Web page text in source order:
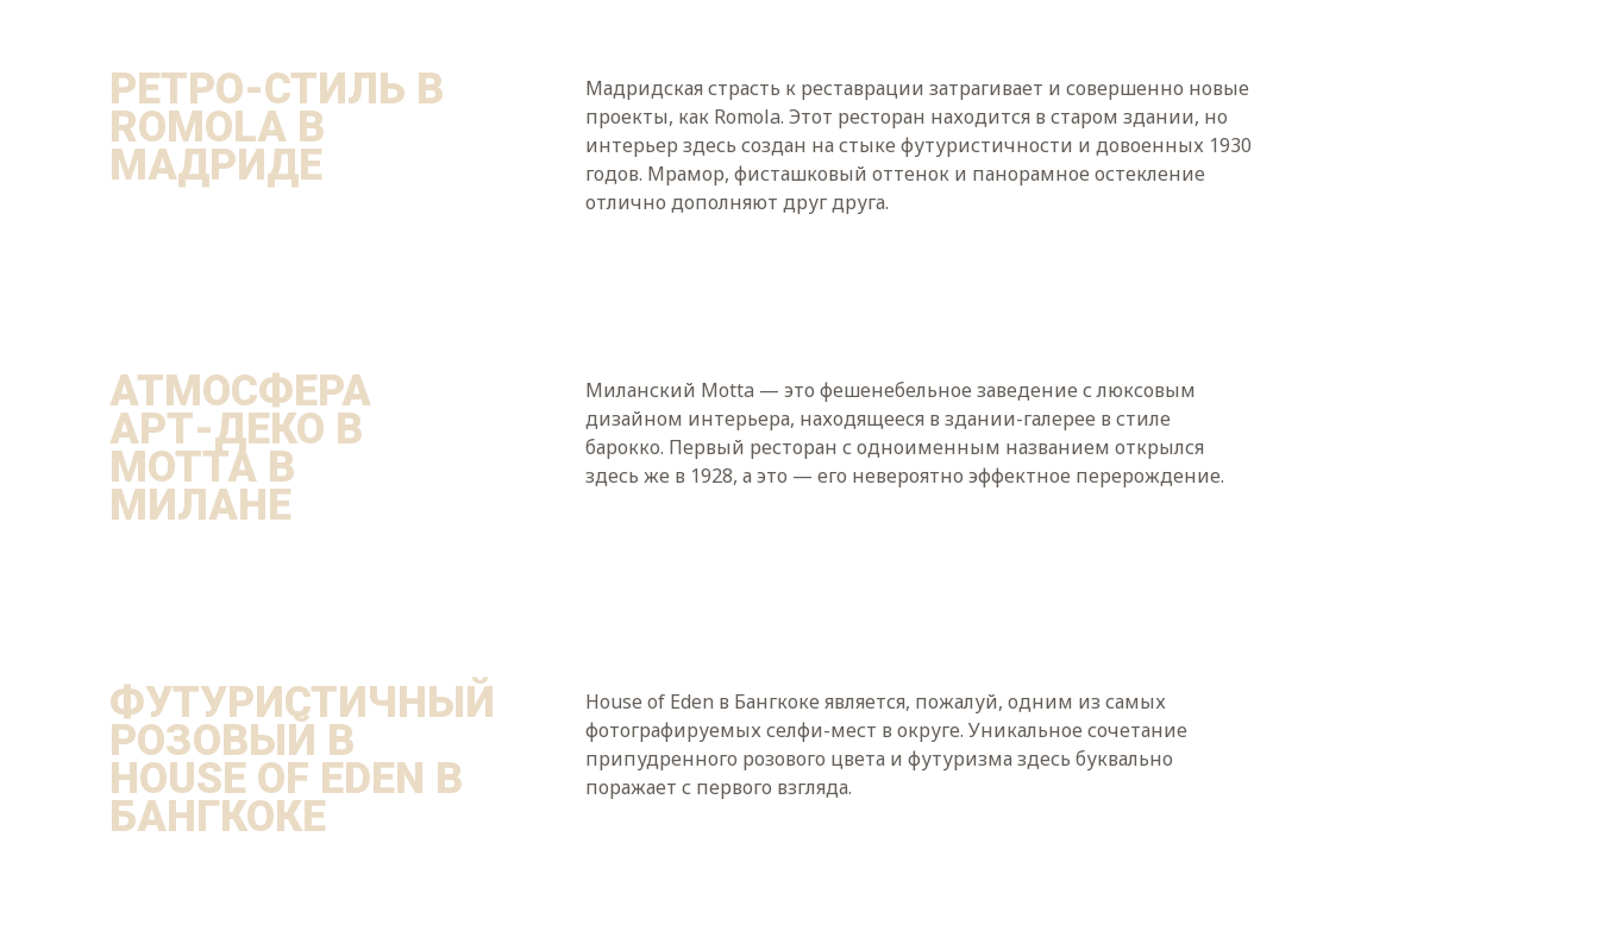
РЕТРО-СТИЛЬ В
ROMOLA В
МАДРИДЕ
Мадридская страсть к реставрации затрагивает и совершенно новые
проекты, как Romola. Этот ресторан находится в старом здании, но
интерьер здесь создан на стыке футуристичности и довоенных 1930
годов. Мрамор, фисташковый оттенок и панорамное остекление
отлично дополняют друг друга.
АТМОСФЕРА
АРТ-ДЕКО В
MOTTA В
МИЛАНЕ
Миланский Motta — это фешенебельное заведение с люксовым
дизайном интерьера, находящееся в здании-галерее в стиле
барокко. Первый ресторан с одноименным названием открылся
здесь же в 1928, а это — его невероятно эффектное перерождение.
ФУТУРИСТИЧНЫЙ
РОЗОВЫЙ В
HOUSE OF EDEN В
БАНГКОКЕ
House of Eden в Бангкоке является, пожалуй, одним из самых
фотографируемых селфи-мест в округе. Уникальное сочетание
припудренного розового цвета и футуризма здесь буквально
поражает с первого взгляда.